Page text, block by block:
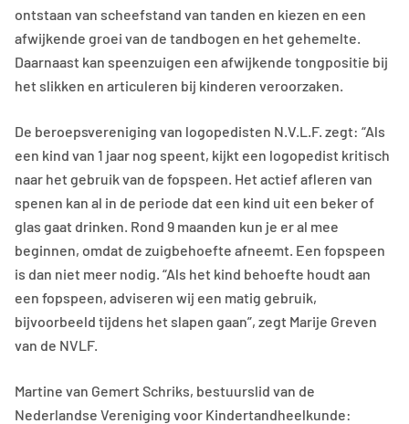
ontstaan van scheefstand van tanden en kiezen en een
afwijkende groei van de tandbogen en het gehemelte.
Daarnaast kan speenzuigen een afwijkende tongpositie bij
het slikken en articuleren bij kinderen veroorzaken.
De beroepsvereniging van logopedisten N.V.L.F. zegt: “Als
een kind van 1 jaar nog speent, kijkt een logopedist kritisch
naar het gebruik van de fopspeen. Het actief afleren van
spenen kan al in de periode dat een kind uit een beker of
glas gaat drinken. Rond 9 maanden kun je er al mee
beginnen, omdat de zuigbehoefte afneemt. Een fopspeen
is dan niet meer nodig. “Als het kind behoefte houdt aan
een fopspeen, adviseren wij een matig gebruik,
bijvoorbeeld tijdens het slapen gaan”, zegt Marije Greven
van de NVLF.
Martine van Gemert Schriks, bestuurslid van de
Nederlandse Vereniging voor Kindertandheelkunde: